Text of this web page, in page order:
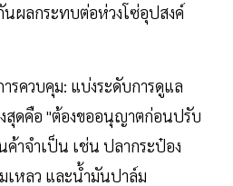
ผลกระทบต่อห่วงโซ่อุปสงค์
รควบคุม: แบ่งระดับการดูแล
สุดคือ "ต้องขออนุญาตก่อนปรับ
าจำเป็น เช่น ปลากระป๋อง
เหลว และน้ำมันปาล์ม